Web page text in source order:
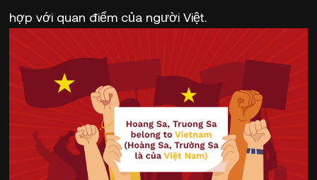
hợp với quan điểm của người Việt.